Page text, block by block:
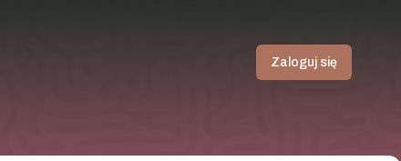
Zaloguj się